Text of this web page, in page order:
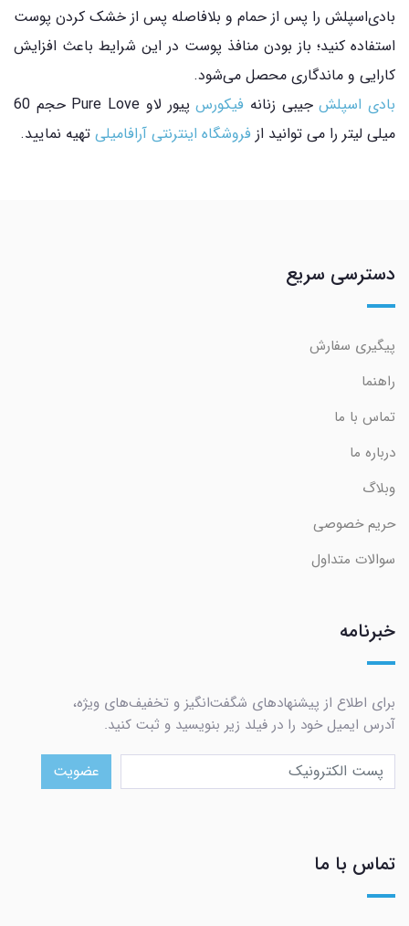
بادی‌اسپلش را پس از حمام و بلافاصله پس از خشک کردن پوست
استفاده کنید؛ باز بودن منافذ پوست در این شرایط باعث افزایش
کارایی و ماندگاری محصل می‌شود.
بادی اسپلشجیبی زنانه فیکورس
پیور لاو Pure Love حجم 60
میلی لیتر را می توانید از فروشگاه اینترنتی آرافامیلی تهیه نمایید.
دسترسی سریع
پیگیری سفارش
راهنما
تماس با ما
درباره ما
وبلاگ
حریم خصوصی
سوالات متداول
خبرنامه
برای اطلاع از پیشنهادهای شگفت‌انگیز و تخفیف‌های ویژه،
آدرس ایمیل خود را در فیلد زیر بنویسید و ثبت کنید.
عضویت
تماس با ما